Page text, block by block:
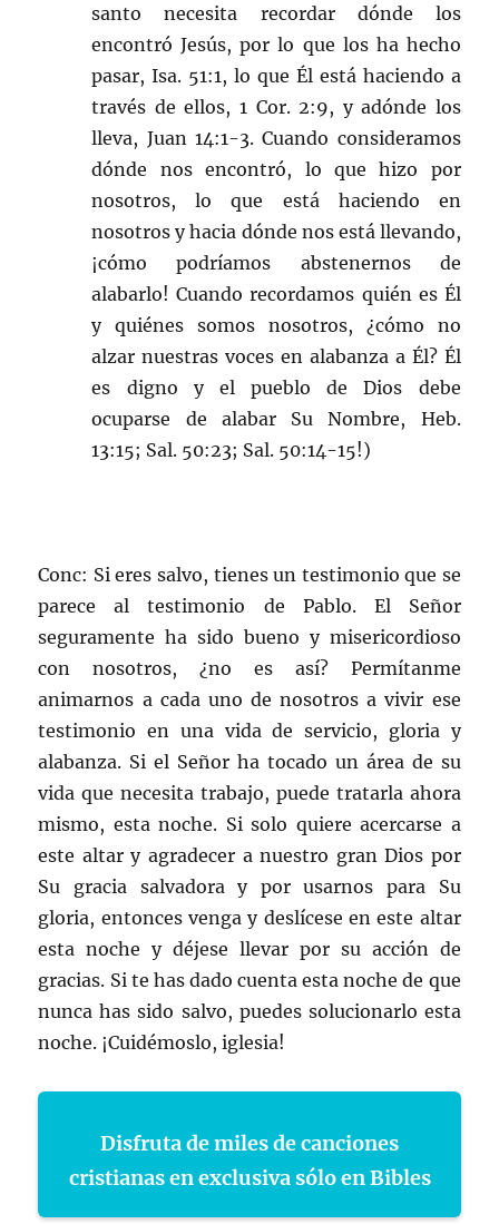
santo necesita recordar dónde los
encontró Jesús, por lo que los ha hecho
pasar, Isa. 51:1, lo que Él está haciendo a
través de ellos, 1 Cor. 2:9, y adónde los
lleva, Juan 14:1-3. Cuando consideramos
dónde nos encontró, lo que hizo por
nosotros, lo que está haciendo en
nosotros y hacia dónde nos está llevando,
¡cómo podríamos abstenernos de
alabarlo! Cuando recordamos quién es Él
y quiénes somos nosotros, ¿cómo no
alzar nuestras voces en alabanza a Él? Él
es digno y el pueblo de Dios debe
ocuparse de alabar Su Nombre, Heb.
13:15; Sal. 50:23; Sal. 50:14-15!)
Conc: Si eres salvo, tienes un testimonio que se
parece al testimonio de Pablo. El Señor
seguramente ha sido bueno y misericordioso
con nosotros, ¿no es así? Permítanme
animarnos a cada uno de nosotros a vivir ese
testimonio en una vida de servicio, gloria y
alabanza. Si el Señor ha tocado un área de su
vida que necesita trabajo, puede tratarla ahora
mismo, esta noche. Si solo quiere acercarse a
este altar y agradecer a nuestro gran Dios por
Su gracia salvadora y por usarnos para Su
gloria, entonces venga y deslícese en este altar
esta noche y déjese llevar por su acción de
gracias. Si te has dado cuenta esta noche de que
nunca has sido salvo, puedes solucionarlo esta
noche. ¡Cuidémoslo, iglesia!
Disfruta de miles de canciones
cristianas en exclusiva sólo en Bibles